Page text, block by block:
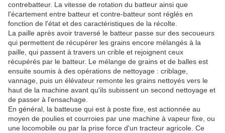
contrebatteur. La vitesse de rotation du batteur ainsi que
l'écartement entre batteur et contre-batteur sont réglés en
fonction de l'état et des caractéristiques de la récolte.
La paille après avoir traversé le batteur passe sur des secoueurs
qui permettent de récupérer les grains encore mélangés à la
paille, qui passent à travers un crible et rejoignent ceux
récupérés par le batteur. Le mélange de grains et de balles est
ensuite soumis à des opérations de nettoyage : criblage,
vannage, puis un élévateur remonte les grains nettoyés vers le
haut de la machine avant qu'ils subissent un second nettoyage et
de passer à l'ensachage.
En général, la batteuse qui est à poste fixe, est actionnée au
moyen de poulies et courroies par une machine à vapeur fixe, ou
une locomobile ou par la prise force d'un tracteur agricole. Ce